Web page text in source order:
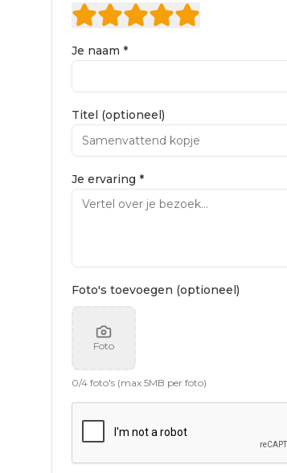
Je naam *
Titel (optioneel)
Je ervaring *
Foto's toevoegen (optioneel)
Foto
0/4 foto's (max 5MB per foto)